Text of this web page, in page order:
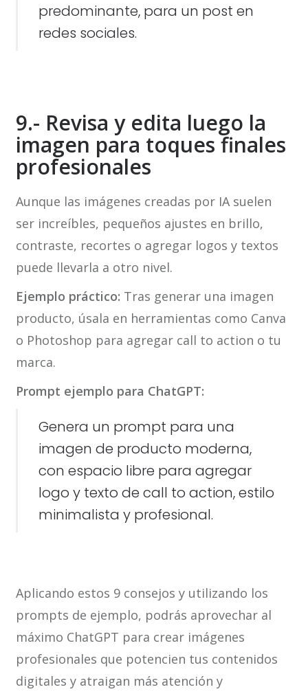
predominante, para un post en
redes sociales.
9.- Revisa y edita luego la
imagen para toques finales
profesionales
Aunque las imágenes creadas por IA suelen
ser increíbles, pequeños ajustes en brillo,
contraste, recortes o agregar logos y textos
puede llevarla a otro nivel.
Ejemplo práctico: Tras generar una imagen
producto, úsala en herramientas como Canva
o Photoshop para agregar call to action o tu
marca.
Prompt ejemplo para ChatGPT:
Genera un prompt para una
imagen de producto moderna,
con espacio libre para agregar
logo y texto de call to action, estilo
minimalista y profesional.
Aplicando estos 9 consejos y utilizando los
prompts de ejemplo, podrás aprovechar al
máximo ChatGPT para crear imágenes
profesionales que potencien tus contenidos
digitales y atraigan más atención y